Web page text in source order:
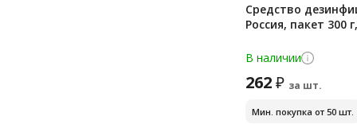
Средство
Россия, пакет 300
В наличии
262₽ за шт.
Мин. покупка от 50 шт.